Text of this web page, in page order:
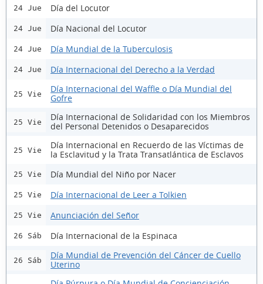
24 Jue Día del Locutor
24 Jue Día Nacional del Locutor
24 Jue Día Mundial de la Tuberculosis
24 Jue Día Internacional del Derecho a la Verdad
25 Vie
Día Internacional del Waffle o Día Mundial del
Gofre
25 Vie
Día Internacional de Solidaridad con los Miembros
del Personal Detenidos o Desaparecidos
25 Vie
Día Internacional en Recuerdo de las Víctimas de
la Esclavitud y la Trata Transatlántica de Esclavos
25 Vie Día Mundial del Niño por Nacer
25 Vie Día Internacional de Leer a Tolkien
25 Vie Anunciación del Señor
26 Sáb Día Internacional de la Espinaca
26 Sáb
Día Mundial de Prevención del Cáncer de Cuello
Uterino